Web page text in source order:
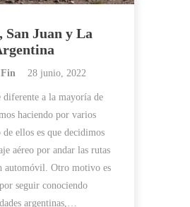
San Juan y La
Fin 28 junio, 2022
diferente a la mayoría de
haciendo por varios
ellos es que decidimos
aéreo por andar las rutas
automóvil. Otro motivo es
seguir conociendo
argentinas,…